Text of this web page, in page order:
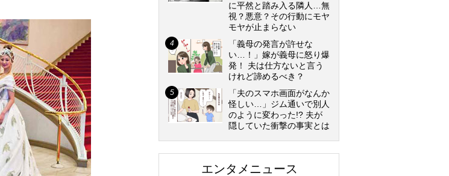
に平然と踏み入る隣人…無
視？悪意？その行動にモヤ
モヤが止まらない
「義母の発言が許せな
い…！」嫁が義母に怒り爆
発！ 夫は仕方ないと言う
けれど諦めるべき？
「夫のスマホ画面がなんか
怪しい…」ジム通いで別人
のように変わった!? 夫が
隠していた衝撃の事実とは
エンタメニュース